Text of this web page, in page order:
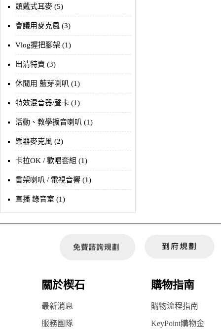
頭戴式耳麥 (5)
會議用麥克風 (3)
Vlog握把腳架 (1)
出清特賣 (3)
休閒用 藍芽喇叭 (1)
特效混音器/聲卡 (1)
活動、教學擴音喇叭 (1)
樂器麥克風 (2)
卡拉OK / 歡唱套組 (1)
書架喇叭 / 電視音響 (1)
直播 錄音室 (1)
關於楔石 購物指南
最新消息 購物流程指南
服務團隊 KeyPoint購物金